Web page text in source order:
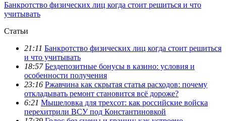
Банкротство физических лиц когда стоит решиться и что
учитывать
Статьи
21:11 Банкротство физических лиц когда стоит решиться
и что учитывать
18:57 Бездепозитные бонусы в казино: условия и
особенности получения
23:16 Ржавчина как скрытая статья расходов: почему
откладывать ремонт становится всё дороже?
6:21 Мышеловка для трехсот: как российские войска
перехитрили ВСУ под Константиновкой